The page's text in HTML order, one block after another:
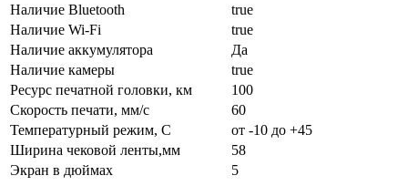
Наличие Bluetooth
true
Наличие Wi-Fi
true
Наличие аккумулятора
Да
Наличие камеры
true
Ресурс печатной головки, км
100
Скорость печати, мм/с
60
Температурный режим, С
от -10 до +45
Ширина чековой ленты,мм
58
Экран в дюймах
5